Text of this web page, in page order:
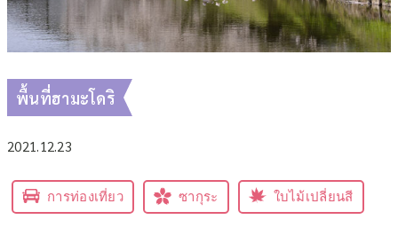
พื้นที่ฮามะโดริ
2021.12.23
การท่องเที่ยว ซากุระ ใบไม้เปลี่ยนสี